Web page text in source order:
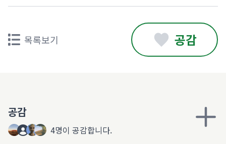
목록보기 공감
공감
4명이 공감합니다.